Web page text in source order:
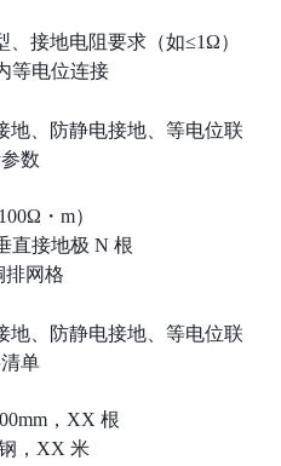
接地电阻要求（如≤1Ω）
等电位连接
地、防静电接地、等电位联
数
・m）
直接地极 N 根
排网格
地、防静电接地、等电位联
单
，XX 根
，XX 米